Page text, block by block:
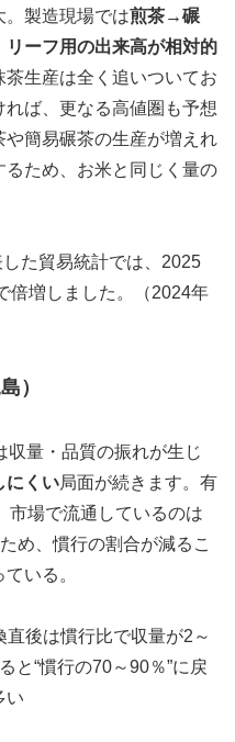
。製造現場では煎茶→碾
リーフ用の出来高が相対的
生産は全く追いついてお
ば、更なる高値圏も予想
簡易碾茶の生産が増えれ
ため、お米と同じく量の
た貿易統計では、2025
倍増しました。（2024年
）
収量・品質の振れが生じ
にくい局面が続きます。有
市場で流通しているのは
め、慣行の割合が減るこ
いる。
後は慣行比で収量が2～
と“慣行の70～90％”に戻
い